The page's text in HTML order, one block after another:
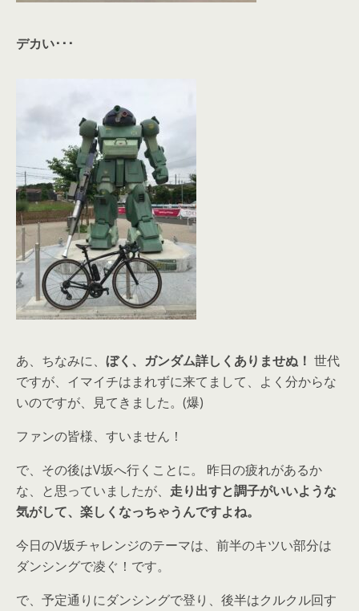
デカい･･･
あ、ちなみに、 ぼく、ガンダム詳しくありませぬ！ 世代
ですが、イマイチはまれずに来てまして、よく分からな
いのですが、見てきました。(爆)
ファンの皆様、すいません！
で、その後はV坂へ行くことに。 昨日の疲れがあるか
な、と思っていましたが、 走り出すと調子がいいような
気がして、楽しくなっちゃうんですよね。
今日のV坂チャレンジのテーマは、前半のキツい部分は
ダンシングで凌ぐ！です。
で、予定通りにダンシングで登り、後半はクルクル回す